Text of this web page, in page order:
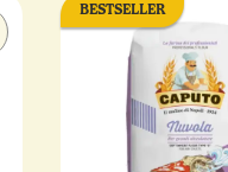
BESTSELLER